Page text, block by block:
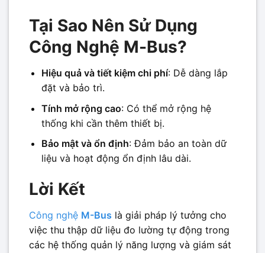
Tại Sao Nên Sử Dụng
Công Nghệ M-Bus?
Hiệu quả và tiết kiệm chi phí: Dễ dàng lắp
đặt và bảo trì.
Tính mở rộng cao: Có thể mở rộng hệ
thống khi cần thêm thiết bị.
Bảo mật và ổn định: Đảm bảo an toàn dữ
liệu và hoạt động ổn định lâu dài.
Lời Kết
Công nghệ M-Bus là giải pháp lý tưởng cho
việc thu thập dữ liệu đo lường tự động trong
các hệ thống quản lý năng lượng và giám sát